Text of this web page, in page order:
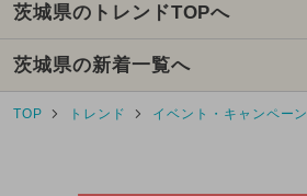
2026年3月のイベント
2025年10月のイベント
2025年2月のイベント
茨城県のトレンドTOPへ
茨城県の新着一覧へ
TOP トレンド イベント・キャンペーン